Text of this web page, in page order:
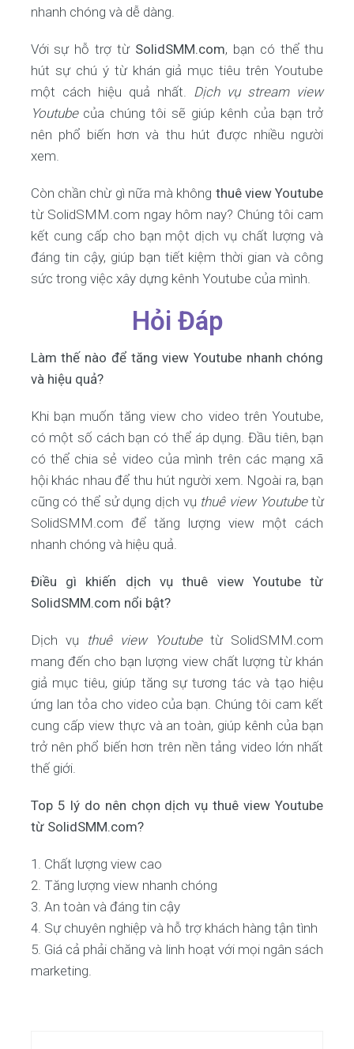
nhanh chóng và dễ dàng.
Với sự hỗ trợ từ SolidSMM.com, bạn có thể thu
hút sự chú ý từ khán giả mục tiêu trên Youtube
một cách hiệu quả nhất. Dịch vụ stream view
Youtubecủa chúng tôi sẽ giúp kênh của bạn trở
nên phổ biến hơn và thu hút được nhiều người
xem.
Còn chần chừ gì nữa mà không thuê view Youtube
từ SolidSMM.com ngay hôm nay? Chúng tôi cam
kết cung cấp cho bạn một dịch vụ chất lượng và
đáng tin cậy, giúp bạn tiết kiệm thời gian và công
sức trong việc xây dựng kênh Youtube của mình.
Hỏi Đáp
Làm thế nào để tăng view Youtube nhanh chóng
và hiệu quả?
Khi bạn muốn tăng view cho video trên Youtube,
có một số cách bạn có thể áp dụng. Đầu tiên, bạn
có thể chia sẻ video của mình trên các mạng xã
hội khác nhau để thu hút người xem. Ngoài ra, bạn
cũng có thể sử dụng dịch vụ thuê view Youtubetừ
SolidSMM.com để tăng lượng view một cách
nhanh chóng và hiệu quả.
Điều gì khiến dịch vụ thuê view Youtube từ
SolidSMM.com nổi bật?
Dịch vụ thuê view Youtubetừ SolidSMM.com
mang đến cho bạn lượng view chất lượng từ khán
giả mục tiêu, giúp tăng sự tương tác và tạo hiệu
ứng lan tỏa cho video của bạn. Chúng tôi cam kết
cung cấp view thực và an toàn, giúp kênh của bạn
trở nên phổ biến hơn trên nền tảng video lớn nhất
thế giới.
Top 5 lý do nên chọn dịch vụ thuê view Youtube
từ SolidSMM.com?
1. Chất lượng view cao
2. Tăng lượng view nhanh chóng
3. An toàn và đáng tin cậy
4. Sự chuyên nghiệp và hỗ trợ khách hàng tận tình
5. Giá cả phải chăng và linh hoạt với mọi ngân sách
marketing.